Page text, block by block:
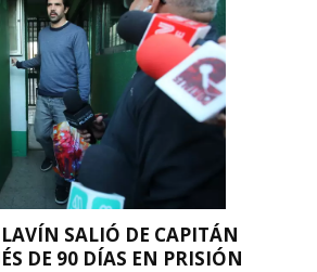
SALIÓ DE CAPITÁN
DE 90 DÍAS EN PRISIÓN